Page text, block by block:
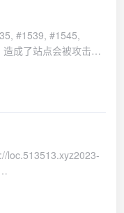
后编辑时间排序
码 $select-
：
#1539, #1545,
成了站点会被攻击者
Bug 修复感谢各位贡
attach]
loc.513513.xyz2023-